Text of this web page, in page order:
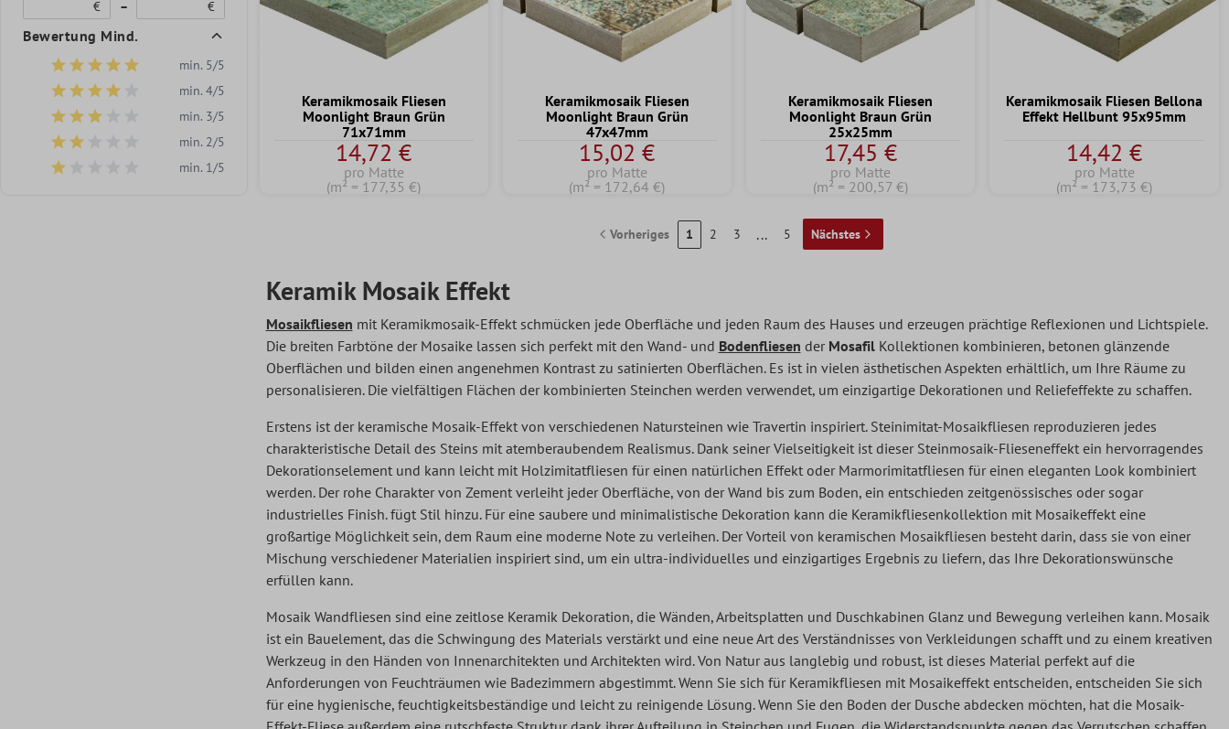
€ – €
Bewertung Mind.
Filter hinzufügen: Minimum Bewertung von 5 von 5 Sternen
min. 5/5
Filter hinzufügen: Minimum Bewertung von 4 von 5 Sternen
min. 4/5
Filter hinzufügen: Minimum Bewertung von 3 von 5 Sternen
min. 3/5
Filter hinzufügen: Minimum Bewertung von 2 von 5 Sternen
min. 2/5
Filter hinzufügen: Minimum Bewertung von 1 von 5 Sternen
min. 1/5
Keramikmosaik Fliesen
Moonlight Braun Grün
71x71mm
14,72 €
pro Matte
(m² = 177,35 €)
Keramikmosaik Fliesen
Moonlight Braun Grün
47x47mm
15,02 €
pro Matte
(m² = 172,64 €)
Keramikmosaik Fliesen
Moonlight Braun Grün
25x25mm
17,45 €
pro Matte
(m² = 200,57 €)
Keramikmosaik Fliesen Bellona
Effekt Hellbunt 95x95mm
14,42 €
pro Matte
(m² = 173,73 €)
Vorheriges 1 2 3 ... 5 Nächstes
Keramik Mosaik Effekt
Mosaikfliesen mit Keramikmosaik-Effekt schmücken jede Oberfläche und jeden Raum des Hauses und erzeugen prächtige Reflexionen und Lichtspiele.
Die breiten Farbtöne der Mosaike lassen sich perfekt mit den Wand- und Bodenfliesen der Mosafil Kollektionen kombinieren, betonen glänzende
Oberflächen und bilden einen angenehmen Kontrast zu satinierten Oberflächen. Es ist in vielen ästhetischen Aspekten erhältlich, um Ihre Räume zu
personalisieren. Die vielfältigen Flächen der kombinierten Steinchen werden verwendet, um einzigartige Dekorationen und Reliefeffekte zu schaffen.
Erstens ist der keramische Mosaik-Effekt von verschiedenen Natursteinen wie Travertin inspiriert. Steinimitat-Mosaikfliesen reproduzieren jedes
charakteristische Detail des Steins mit atemberaubendem Realismus. Dank seiner Vielseitigkeit ist dieser Steinmosaik-Flieseneffekt ein hervorragendes
Dekorationselement und kann leicht mit Holzimitatfliesen für einen natürlichen Effekt oder Marmorimitatfliesen für einen eleganten Look kombiniert
werden. Der rohe Charakter von Zement verleiht jeder Oberfläche, von der Wand bis zum Boden, ein entschieden zeitgenössisches oder sogar
industrielles Finish. fügt Stil hinzu. Für eine saubere und minimalistische Dekoration kann die Keramikfliesenkollektion mit Mosaikeffekt eine
großartige Möglichkeit sein, dem Raum eine moderne Note zu verleihen. Der Vorteil von keramischen Mosaikfliesen besteht darin, dass sie von einer
Mischung verschiedener Materialien inspiriert sind, um ein ultra-individuelles und einzigartiges Ergebnis zu liefern, das Ihre Dekorationswünsche
erfüllen kann.
Mosaik Wandfliesen sind eine zeitlose Keramik Dekoration, die Wänden, Arbeitsplatten und Duschkabinen Glanz und Bewegung verleihen kann. Mosaik
ist ein Bauelement, das die Schwingung des Materials verstärkt und eine neue Art des Verständnisses von Verkleidungen schafft und zu einem kreativen
Werkzeug in den Händen von Innenarchitekten und Architekten wird. Von Natur aus langlebig und robust, ist dieses Material perfekt auf die
Anforderungen von Feuchträumen wie Badezimmern abgestimmt. Wenn Sie sich für Keramikfliesen mit Mosaikeffekt entscheiden, entscheiden Sie sich
für eine hygienische, feuchtigkeitsbeständige und leicht zu reinigende Lösung. Wenn Sie den Boden der Dusche abdecken möchten, hat die Mosaik-